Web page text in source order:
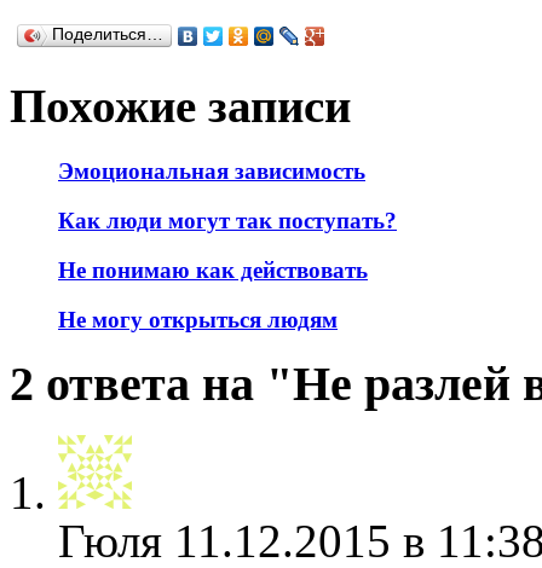
Поделиться…
Похожие записи
Эмоциональная зависимость
Как люди могут так поступать?
Не понимаю как действовать
Не могу открыться людям
2 ответа на "Не разлей
Гюля 11.12.2015 в